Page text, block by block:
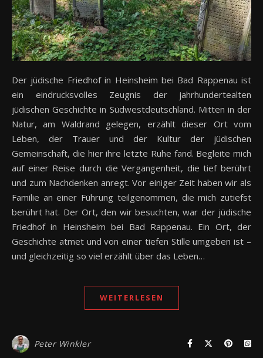
Der jüdische Friedhof in Heinsheim bei Bad Rappenau ist
ein eindrucksvolles Zeugnis der jahrhundertealten
jüdischen Geschichte in Südwestdeutschland. Mitten in der
Natur, am Waldrand gelegen, erzählt dieser Ort vom
Leben, der Trauer und der Kultur der jüdischen
Gemeinschaft, die hier ihre letzte Ruhe fand. Begleite mich
auf einer Reise durch die Vergangenheit, die tief berührt
und zum Nachdenken anregt. Vor einiger Zeit haben wir als
Familie an einer Führung teilgenommen, die mich zutiefst
berührt hat. Der Ort, den wir besuchten, war der jüdische
Friedhof in Heinsheim bei Bad Rappenau. Ein Ort, der
Geschichte atmet und von einer tiefen Stille umgeben ist –
und gleichzeitig so viel erzählt über das Leben…
WEITERLESEN
Peter Winkler